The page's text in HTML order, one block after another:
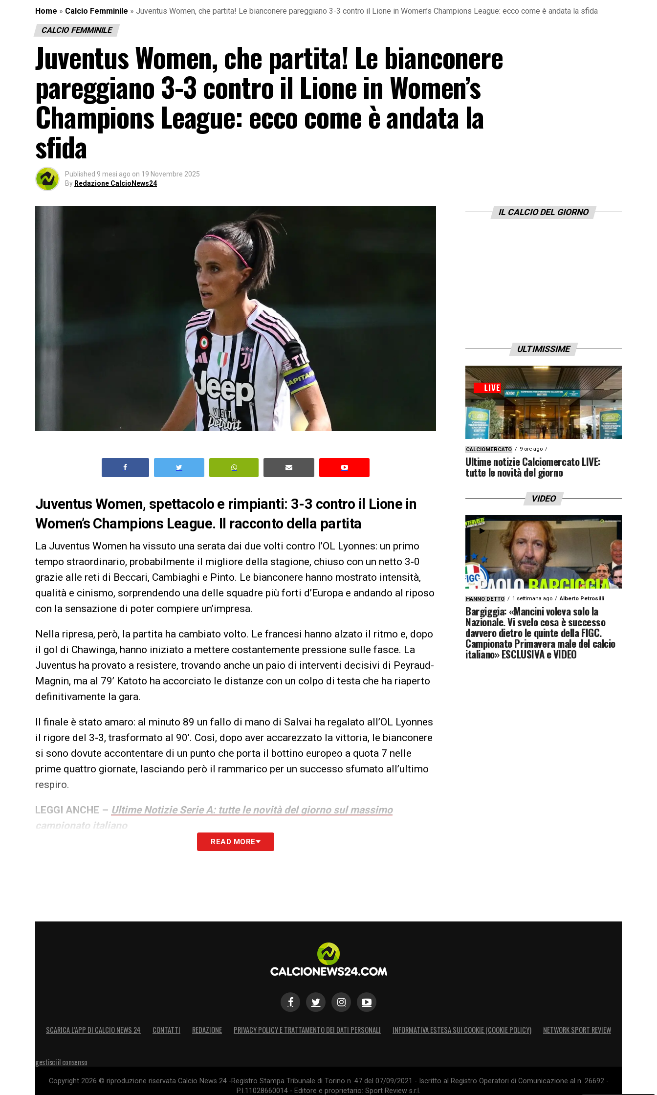
Home » Calcio Femminile » Juventus Women, che partita! Le bianconere pareggiano 3-3 contro il Lione in Women’s Champions League: ecco come è andata la sfida
CALCIO FEMMINILE
Juventus Women, che partita! Le bianconere
pareggiano 3-3 contro il Lione in Women’s
Champions League: ecco come è andata la
sfida
Published 9 mesi ago on 19 Novembre 2025
By Redazione CalcioNews24
Juventus Women, spettacolo e rimpianti: 3-3 contro il Lione in
Women’s Champions League. Il racconto della partita
La Juventus Women ha vissuto una serata dai due volti contro l’OL Lyonnes: un primo
tempo straordinario, probabilmente il migliore della stagione, chiuso con un netto 3-0
grazie alle reti di Beccari, Cambiaghi e Pinto. Le bianconere hanno mostrato intensità,
qualità e cinismo, sorprendendo una delle squadre più forti d’Europa e andando al riposo
con la sensazione di poter compiere un’impresa.
Nella ripresa, però, la partita ha cambiato volto. Le francesi hanno alzato il ritmo e, dopo
il gol di Chawinga, hanno iniziato a mettere costantemente pressione sulle fasce. La
Juventus ha provato a resistere, trovando anche un paio di interventi decisivi di Peyraud-
Magnin, ma al 79’ Katoto ha accorciato le distanze con un colpo di testa che ha riaperto
definitivamente la gara.
Il finale è stato amaro: al minuto 89 un fallo di mano di Salvai ha regalato all’OL Lyonnes
il rigore del 3-3, trasformato al 90’. Così, dopo aver accarezzato la vittoria, le bianconere
si sono dovute accontentare di un punto che porta il bottino europeo a quota 7 nelle
prime quattro giornate, lasciando però il rammarico per un successo sfumato all’ultimo
respiro.
LEGGI ANCHE – Ultime Notizie Serie A: tutte le novità del giorno sul massimo
campionato italiano
READ MORE
IL CALCIO DEL GIORNO
ULTIMISSIME
CALCIOMERCATO 9 ore ago
Ultime notizie Calciomercato LIVE:
tutte le novità del giorno
VIDEO
HANNO DETTO 1 settimana ago Alberto Petrosilli
Bargiggia: «Mancini voleva solo la
Nazionale. Vi svelo cosa è successo
davvero dietro le quinte della FIGC.
Campionato Primavera male del calcio
italiano» ESCLUSIVA e VIDEO
SCARICA L’APP DI CALCIO NEWS 24 CONTATTI REDAZIONE PRIVACY POLICY E TRATTAMENTO DEI DATI PERSONALI INFORMATIVA ESTESA SUI COOKIE (COOKIE POLICY) NETWORK SPORT REVIEW
gestisci il consenso
Copyright 2026 © riproduzione riservata Calcio News 24 -Registro Stampa Tribunale di Torino n. 47 del 07/09/2021 - Iscritto al Registro Operatori di Comunicazione al n. 26692 -
P.I.11028660014 - Editore e proprietario: Sport Review s.r.l.